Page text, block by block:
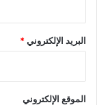
البريد الإلكتروني*
الموقع الإلكتروني